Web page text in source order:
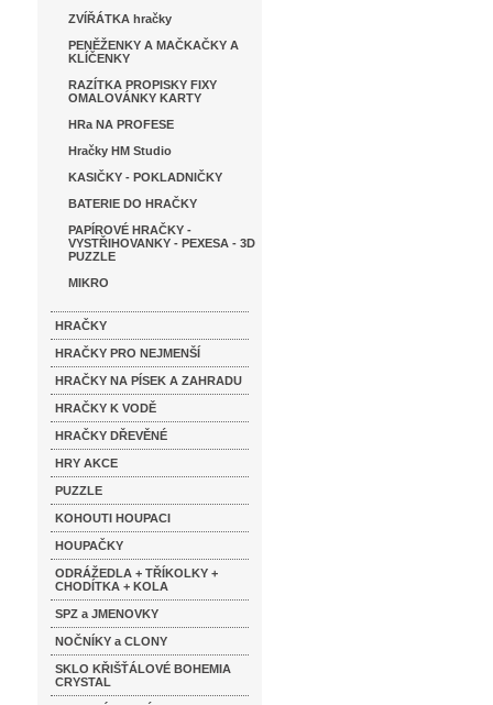
ZVÍŘÁTKA hračky
PENĚŽENKY A MAČKAČKY A
KLÍČENKY
RAZÍTKA PROPISKY FIXY
OMALOVÁNKY KARTY
HRa NA PROFESE
Hračky HM Studio
KASIČKY - POKLADNIČKY
BATERIE DO HRAČKY
PAPÍROVÉ HRAČKY -
VYSTŘIHOVANKY - PEXESA - 3D
PUZZLE
MIKRO
HRAČKY
HRAČKY PRO NEJMENŠÍ
HRAČKY NA PÍSEK A ZAHRADU
HRAČKY K VODĚ
HRAČKY DŘEVĚNÉ
HRY AKCE
PUZZLE
KOHOUTI HOUPACI
HOUPAČKY
ODRÁŽEDLA + TŘÍKOLKY +
CHODÍTKA + KOLA
SPZ a JMENOVKY
NOČNÍKY a CLONY
SKLO KŘIŠŤÁLOVÉ BOHEMIA
CRYSTAL